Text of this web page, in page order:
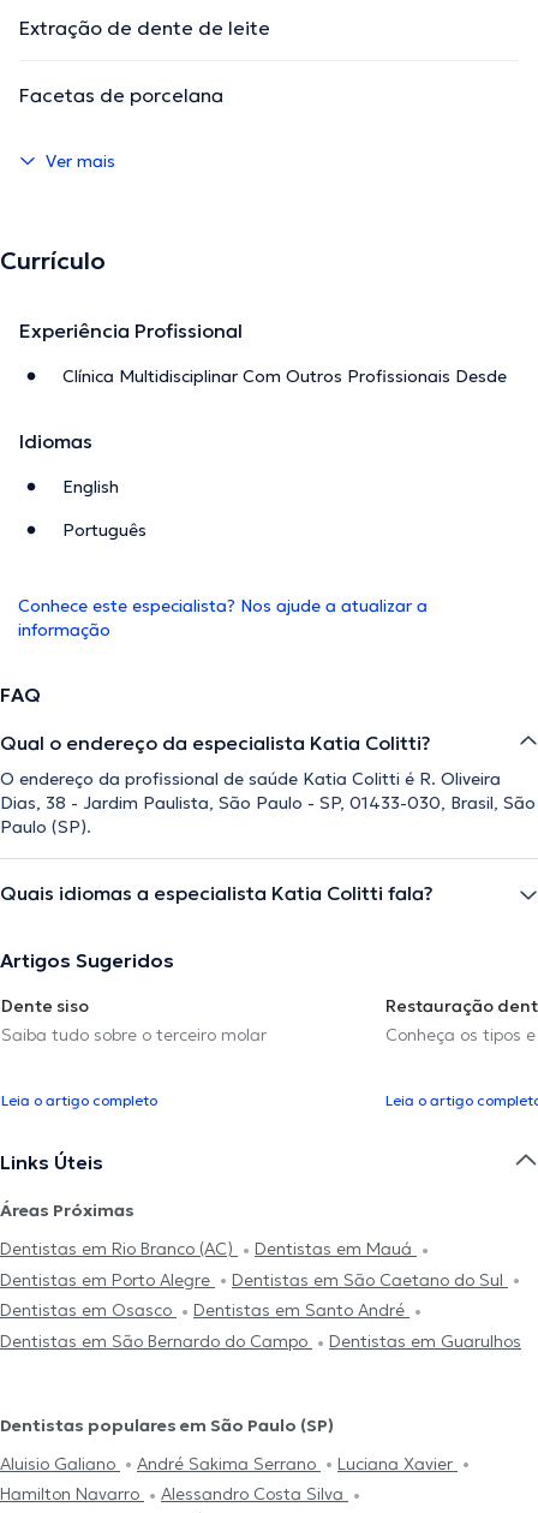
Extração de dente de leite
Facetas de porcelana
Ver mais
Currículo
Experiência Profissional
Clínica Multidisciplinar Com Outros Profissionais Desde
Idiomas
English
Português
Conhece este especialista? Nos ajude a atualizar a
informação
FAQ
Qual o endereço da especialista Katia Colitti?
O endereço da profissional de saúde Katia Colitti é R. Oliveira
Dias, 38 - Jardim Paulista, São Paulo - SP, 01433-030, Brasil, São
Paulo (SP).
Quais idiomas a especialista Katia Colitti fala?
Artigos Sugeridos
Dente siso
Saiba tudo sobre o terceiro molar
Leia o artigo completo
Restauração
Conheça os tipos
Leia o artigo
Links Úteis
Áreas Próximas
Dentistas em Rio Branco (AC)
Dentistas em Mauá
Dentistas em Porto Alegre
Dentistas em São Caetano do Sul
Dentistas em Osasco
Dentistas em Santo André
Dentistas em São Bernardo do Campo
Dentistas em Guarulhos
Dentistas populares em São Paulo (SP)
Aluisio Galiano
André Sakima Serrano
Luciana Xavier
Hamilton Navarro
Alessandro Costa Silva